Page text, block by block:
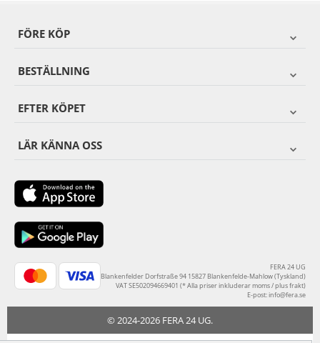
FÖRE KÖP
BESTÄLLNING
EFTER KÖPET
LÄR KÄNNA OSS
FERA 24 UG
Blankenfelder Dorfstraße 94 15827 Blankenfelde-Mahlow (Tyskland)
VAT SE502094669401 (* Alla priser inkluderar moms / plus frakt)
E-post:info@fera.se
© 2024-2026 FERA 24 UG.